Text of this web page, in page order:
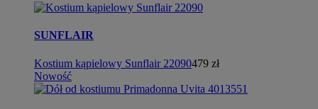
SUNFLAIR
Kostium kąpielowy Sunflair 22090479 zł
Nowość